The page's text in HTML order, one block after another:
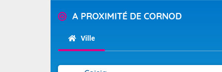
Pour la
Tendance
A PROXIMITÉ DE CORNOD
Ville
Très
sur les